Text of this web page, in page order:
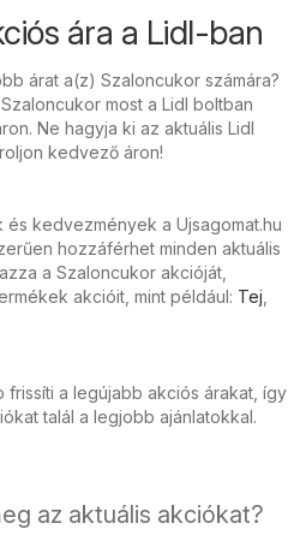
ára a Lidl-ban
árat a(z) Szaloncukor számára?
most a Lidl boltban
Ne hagyja ki az aktuális Lidl
kedvező áron!
kedvezmények a Ujsagomat.hu
hozzáférhet minden aktuális
a Szaloncukor akcióját,
akcióit, mint például: Tej
frissíti a legújabb akciós árakat, így
talál a legjobb ajánlatokkal.
az aktuális akciókat?